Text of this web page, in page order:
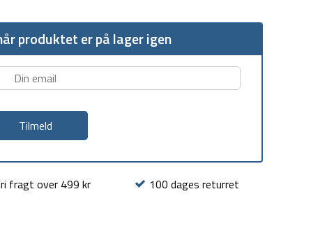
produktet er på lager igen
fragt over 499 kr 100 dages returret